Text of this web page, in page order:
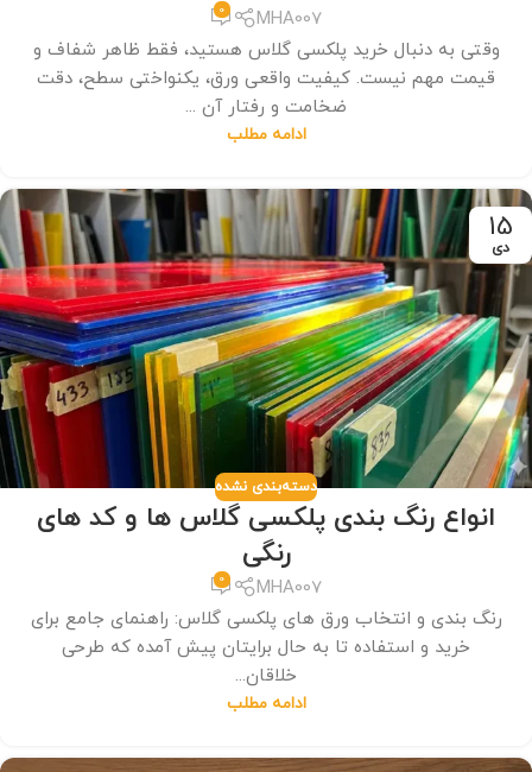
MHA007
0
وقتی به دنبال خرید پلکسی گلاس هستید، فقط ظاهر شفاف و
قیمت مهم نیست. کیفیت واقعی ورق، یکنواختی سطح، دقت
ضخامت و رفتار آن ...
ادامه مطلب
15
دی
دسته‌بندی نشده
انواع رنگ بندی پلکسی گلاس ها و کد های
رنگی
MHA007
0
رنگ بندی و انتخاب ورق های پلکسی گلاس: راهنمای جامع برای
خرید و استفاده تا به حال برایتان پیش آمده که طرحی
خلاقان...
ادامه مطلب